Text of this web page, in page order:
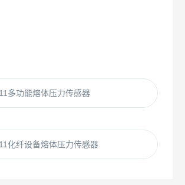
多功能熔体压力传感器
化纤设备熔体压力传感器